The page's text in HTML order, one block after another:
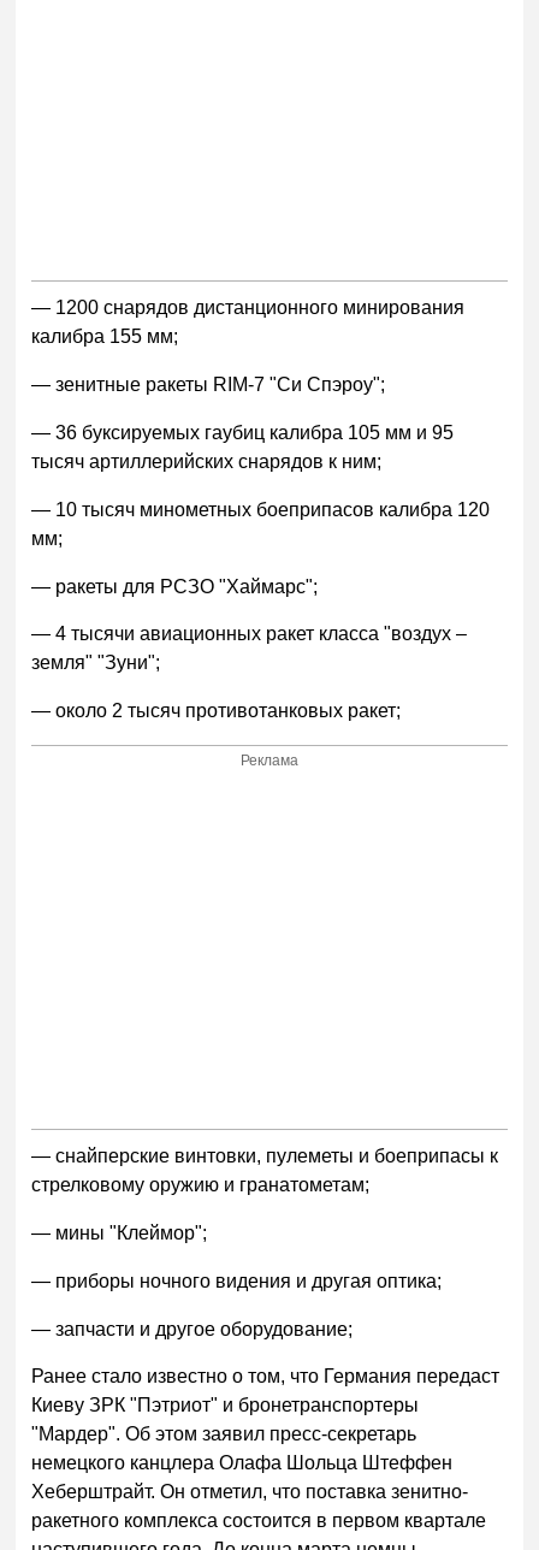
— 1200 снарядов дистанционного минирования
калибра 155 мм;
— зенитные ракеты RIM-7 "Си Спэроу";
— 36 буксируемых гаубиц калибра 105 мм и 95
тысяч артиллерийских снарядов к ним;
— 10 тысяч минометных боеприпасов калибра 120
мм;
— ракеты для РСЗО "Хаймарс";
— 4 тысячи авиационных ракет класса "воздух –
земля" "Зуни";
— около 2 тысяч противотанковых ракет;
Реклама
— снайперские винтовки, пулеметы и боеприпасы к
стрелковому оружию и гранатометам;
— мины "Клеймор";
— приборы ночного видения и другая оптика;
— запчасти и другое оборудование;
Ранее стало известно о том, что Германия передаст
Киеву ЗРК "Пэтриот" и бронетранспортеры
"Мардер". Об этом заявил пресс-секретарь
немецкого канцлера Олафа Шольца Штеффен
Хеберштрайт. Он отметил, что поставка зенитно-
ракетного комплекса состоится в первом квартале